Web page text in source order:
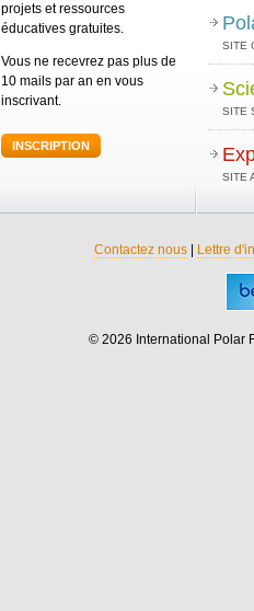
projets et ressources
éducatives gratuites.
Vous ne recevrez pas plus de
10 mails par an en vous
inscrivant.
INSCRIPTION
SITE
SITE
SITE
Contactez nous| Lettre
© 2026 International Polar